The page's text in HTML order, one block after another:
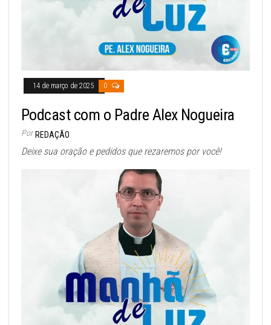
14 de março de 2025 0
Podcast com o Padre Alex Nogueira
Por REDAÇÃO
Deixe sua oração e pedidos que rezaremos por você!